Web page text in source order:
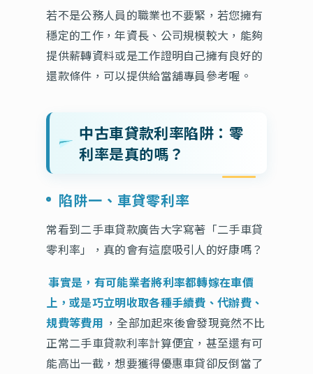
若不是公務人員的職業也不要緊，若您擁有
穩定的工作，年資長、公司規模較大，能夠
提供薪轉資料或是工作證明自己擁有良好的
還款條件，可以提供給當舖專員參考喔。
中古車貸款利率陷阱：零
利率是真的嗎？
陷阱一、車貸零利率
常看到二手車貸款廣告大字寫著「二手車貸
零利率」，真的會有這麼吸引人的好康嗎？
事實是，有可能業者將利率都轉嫁在車價
上，或是巧立明收取各種手續費、代辦費、
規費等費用 ，全部加起來後會發現竟然不比
正常二手車貸款利率計算便宜，甚至還有可
能高出一截，想要獲得優惠車貸卻反倒當了